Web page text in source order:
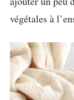
végétales à